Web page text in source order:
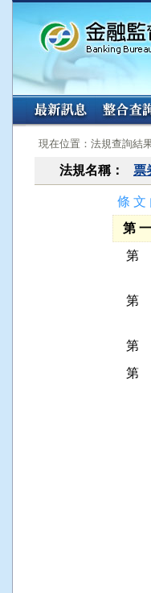
:::
現在位置：法規查詢結
法規名稱： 票
條 文
第
第
第
第
第